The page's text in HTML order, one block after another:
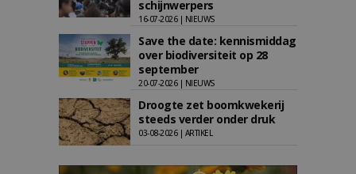
schijnwerpers
16-07-2026 | NIEUWS
Save the date: kennismiddag
over biodiversiteit op 28
september
20-07-2026 | NIEUWS
Droogte zet boomkwekerij
steeds verder onder druk
03-08-2026 | ARTIKEL